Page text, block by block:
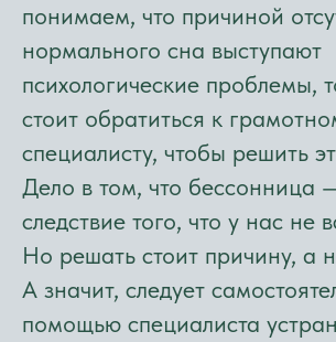
понимаем, что причиной
нормального сна выступают
психологические проблемы,
стоит обратиться к
специалисту, чтобы решить
Дело в том, что бессонница
следствие того, что у нас не
Но решать стоит причину, а
А значит, следует
помощью специалиста